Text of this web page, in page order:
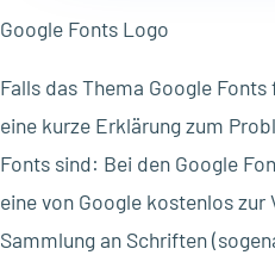
Google Fonts Logo
Falls das Thema Google
eine kurze Erklärung zum
Fonts sind: Bei den Google
eine von Google kostenlos zur
Sammlung an Schriften